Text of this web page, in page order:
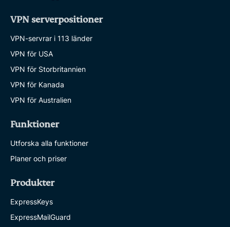
VPN serverpositioner
VPN-servrar i 113 länder
VPN för USA
VPN för Storbritannien
VPN för Kanada
VPN för Australien
Funktioner
Utforska alla funktioner
Planer och priser
Produkter
ExpressKeys
ExpressMailGuard